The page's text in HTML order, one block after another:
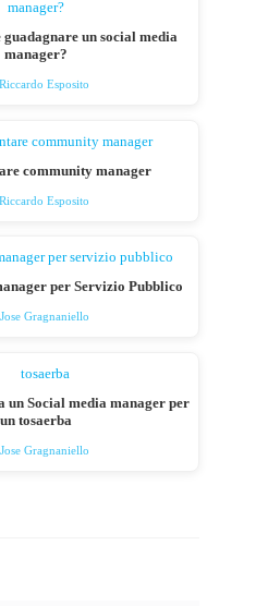
un social media
manager?
Riccardo Esposito
community manager
Riccardo Esposito
per Servizio Pubblico
Jose Gragnaniello
un Social media manager per
un tosaerba
Jose Gragnaniello